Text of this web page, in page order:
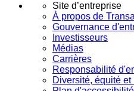
Site d’entreprise
À propos de
Gouvernance
Investisseurs
Médias
Carrières
Responsabilité
Diversité, équité